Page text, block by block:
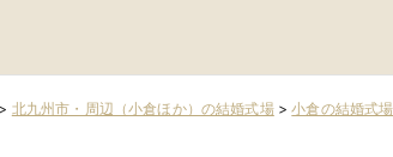
> 北九州市・周辺（小倉ほか）の結婚式場>小倉の結婚式